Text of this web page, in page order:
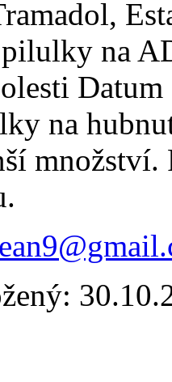
na
Datum
na